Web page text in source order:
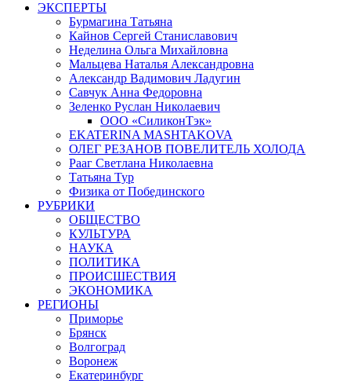
ЭКСПЕРТЫ
Бурмагина Татьяна
Кайнов Сергей Станиславович
Неделина Ольга Михайловна
Мальцева Наталья Александровна
Александр Вадимович Ладугин
Савчук Анна Федоровна
Зеленко Руслан Николаевич
ООО «СиликонТэк»
EKATERINA MASHTAKOVA
ОЛЕГ РЕЗАНОВ ПОВЕЛИТЕЛЬ ХОЛОДА
Рааг Светлана Николаевна
Татьяна Тур
Физика от Побединского
РУБРИКИ
ОБЩЕСТВО
КУЛЬТУРА
НАУКА
ПОЛИТИКА
ПРОИСШЕСТВИЯ
ЭКОНОМИКА
РЕГИОНЫ
Приморье
Брянск
Волгоград
Воронеж
Екатеринбург